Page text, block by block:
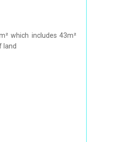
which includes 43m²
land